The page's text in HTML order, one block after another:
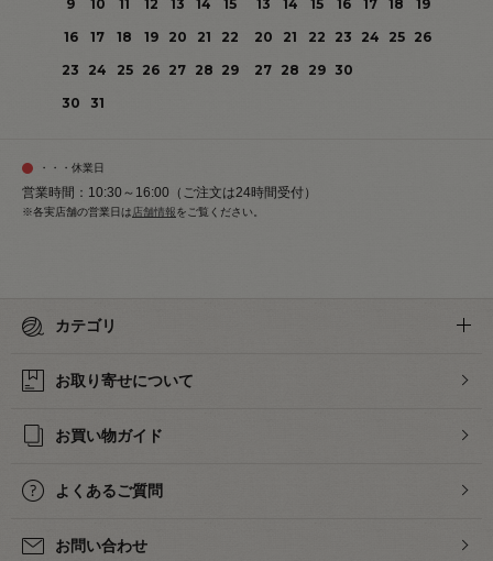
9
10 11 12 13 14
15
16
17 18 19 20 21
22
23
24 25 26 27 28 29
30
31
13
14 15 16 17 18
19
20
21 22 23 24 25
26
27 28 29 30
・・・休業日
営業時間：10:30～16:00（ご注文は24時間受付）
※各実店舗の営業日は 店舗情報をご覧ください。
カテゴリ
お取り寄せについて
お買い物ガイド
よくあるご質問
お問い合わせ